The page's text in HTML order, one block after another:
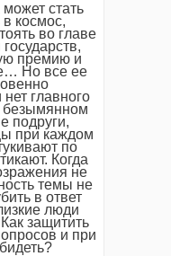
стать
в космос,
во главе
премию и
Но все ее
главного
безымянном
подруги,
при каждом
по
Когда
не
темы не
в ответ
люди
защитить
и при